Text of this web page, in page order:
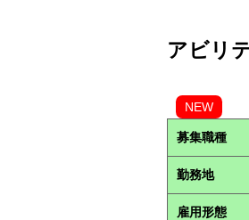
アビリ
NEW
募集職種
勤務地
雇用形態